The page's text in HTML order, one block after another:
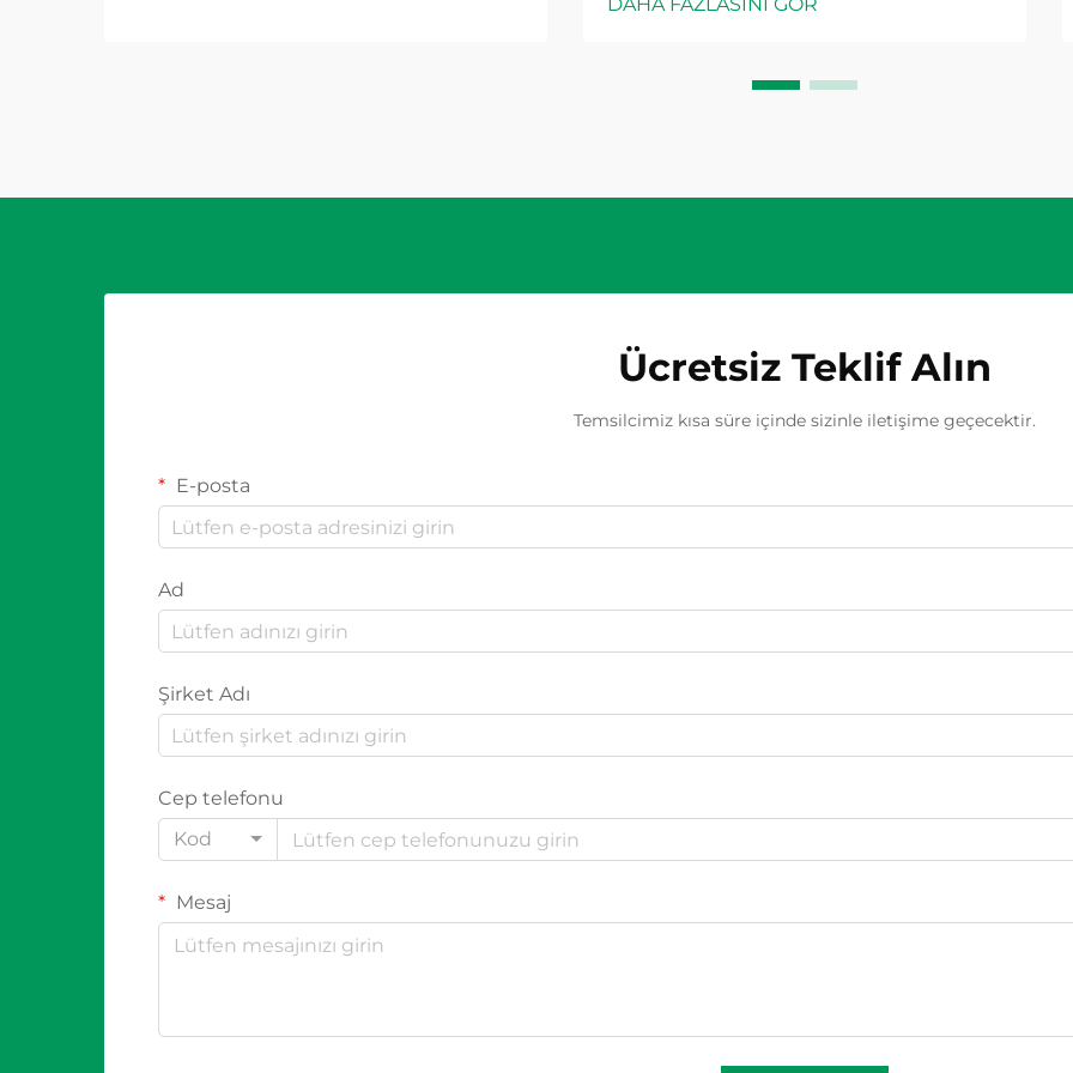
olabilecek aşırı akım koşullarına
sigortası da dahil olmak üzere
Ücretsiz Teklif Alın
Temsilcimiz kısa süre içinde sizinle iletişime geçecektir.
E-posta
Ad
Şirket Adı
Cep telefonu
Kod
Mesaj